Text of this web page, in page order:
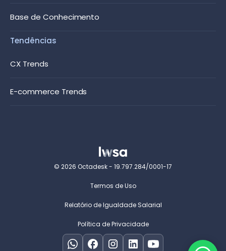
Base de Conhecimento
Tendências
CX Trends
E-commerce Trends
© 2026 Octadesk - 19.797.284/0001-17
Termos de Uso
Relatório de Igualdade Salarial
Política de Privacidade